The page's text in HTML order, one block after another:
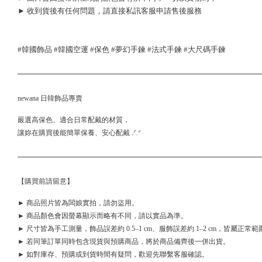
► 收到貨後有任何問題，請直接私訊客服申請售後服務
#韓國飾品 #韓國空運 #保色 #夢幻手鍊 #法式手鍊 #大尺碼手鍊
newana 日韓飾品專賣
嚴選高保色、適合日常配戴的材質，
讓妳在購買後能簡單保養、安心配戴 .ᐟ.ᐟ
【購買前請留意】
► 商品照片皆為闆娘實拍，請勿盜用。
► 商品顏色會因螢幕顯示而略有不同，請以實品為準。
► 尺寸皆為手工測量，飾品誤差約 0.5–1 cm、服飾誤差約 1–2 cm，皆屬正常範
► 若同筆訂單同時包含現貨與預購商品，將於商品備齊後一併出貨。
► 如對庫存、預購或到貨時間有疑問，歡迎先聯繫客服確認。